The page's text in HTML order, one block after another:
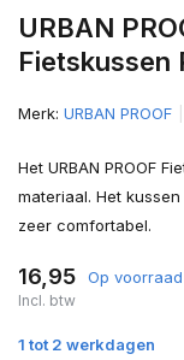
URBAN
Fietskussen
Merk: URBAN PROOF
Het URBAN PROOF
materiaal. Het
zeer comfortabel.
16,95 Op voorraad
Incl. btw
1 tot 2 werkdagen